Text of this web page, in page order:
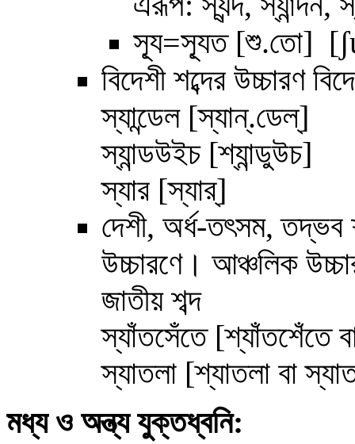
স্যূ=স্যূত [শু.তো] [
বিদেশী শব্দের উচ্চারণ
স্যান্ডেল [স্যান্.ডেল্]
স্যান্ডউইচ [শ্যান্ডুউচ]
স্যার [স্যার্]
দেশী, অর্ধ-তৎসম, তদ্ভব
উচ্চারণে। আঞ্চলিক
জাতীয় শব্দ
স্যাঁতসেঁতে [শ্যাঁতশেঁতে
স্যাতলা [শ্যাতলা বা
মধ্য ও অন্ত্য যুক্তধ্বনি: